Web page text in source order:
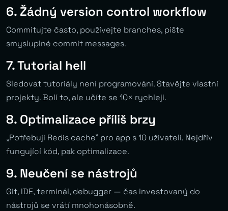
6. Žádný version control workflow
Commitujte často, používejte branches, pište
smysluplné commit messages.
7. Tutorial hell
Sledovat tutoriály není programování. Stavějte vlastní
projekty. Bolí to, ale učíte se 10× rychleji.
8. Optimalizace příliš brzy
„Potřebuji Redis cache” pro app s 10 uživateli. Nejdřív
fungující kód, pak optimalizace.
9. Neučení se nástrojů
Git, IDE, terminál, debugger — čas investovaný do
nástrojů se vrátí mnohonásobně.